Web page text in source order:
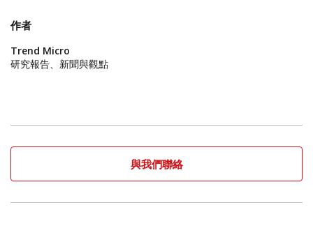
作者
Trend Micro
研究報告、新聞與觀點
與我們聯絡